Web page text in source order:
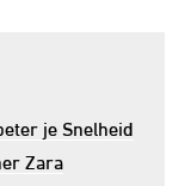
je Snelheid
Zara